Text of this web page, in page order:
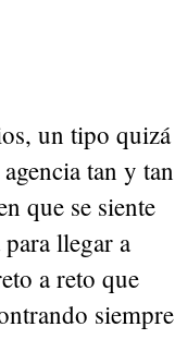
un tipo quizá
tan y tan
que se siente
llegar a
a reto que
siempre